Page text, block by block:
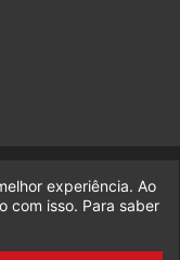
da Legado
experiência. Ao
com isso. Para saber